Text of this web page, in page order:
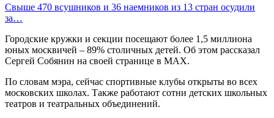
Свыше 470 всушников и 36 наемников из 13 стран осудили
за…
Городские кружки и секции посещают более 1,5 миллиона
юных москвичей – 89% столичных детей. Об этом рассказал
Сергей Собянин на своей странице в MAX.
По словам мэра, сейчас спортивные клубы открыты во всех
московских школах. Также работают сотни детских школьных
театров и театральных объединений.